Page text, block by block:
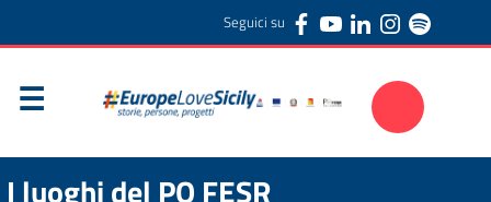
Seguici su
I luoghi del PO FESR